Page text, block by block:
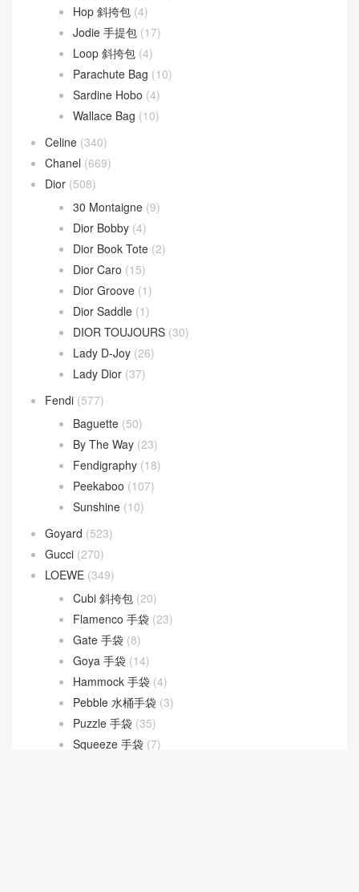
Hop 斜挎包 (4)
Jodie 手提包 (17)
Loop 斜挎包 (4)
Parachute Bag (10)
Sardine Hobo (4)
Wallace Bag (10)
Celine (340)
Chanel (669)
Dior (508)
30 Montaigne (9)
Dior Bobby (4)
Dior Book Tote (2)
Dior Caro (15)
Dior Groove (1)
Dior Saddle (1)
DIOR TOUJOURS (30)
Lady D-Joy (26)
Lady Dior (37)
Fendi (577)
Baguette (50)
By The Way (23)
Fendigraphy (18)
Peekaboo (107)
Sunshine (10)
Goyard (523)
Gucci (270)
LOEWE (349)
Cubi 斜挎包 (20)
Flamenco 手袋 (23)
Gate 手袋 (8)
Goya 手袋 (14)
Hammock 手袋 (4)
Pebble 水桶手袋 (3)
Puzzle 手袋 (35)
Squeeze 手袋 (7)